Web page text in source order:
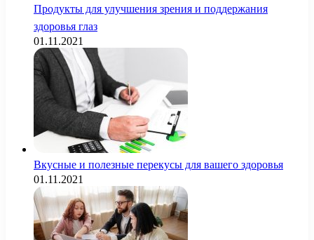
Продукты для улучшения зрения и поддержания
здоровья глаз
01.11.2021
Вкусные и полезные перекусы для вашего здоровья
01.11.2021